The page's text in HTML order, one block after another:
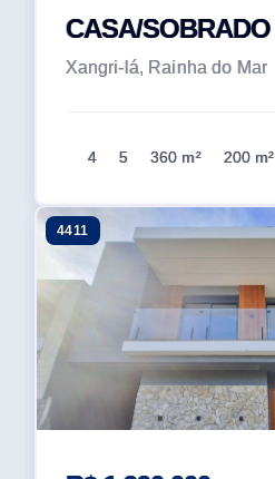
CASA/SOBRADO
Xangri-lá, Rainha do Mar
4 5 360 m² 200 m²
4411